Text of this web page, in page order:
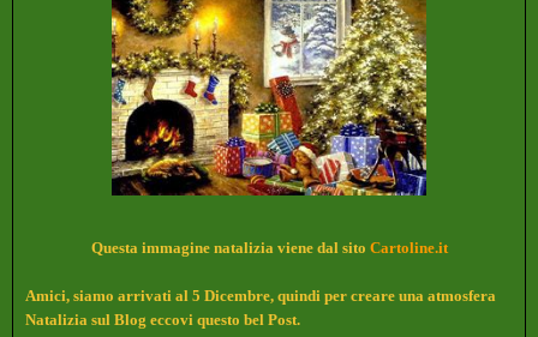
Questa immagine natalizia viene dal sito Cartoline.it
Amici, siamo arrivati al 5 Dicembre, quindi per creare una atmosfera
Natalizia sul Blog eccovi questo bel Post.